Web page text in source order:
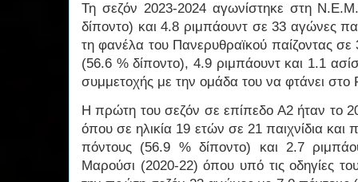
Τη σεζόν 2023-2024 αγωνίστηκε στη
δίποντο) και 4.8 ριμπάουντ σε 33 αγώνες
τη φανέλα του Πανερυθραϊκού παίζοντας
(56.6 % δίποντο), 4.9 ριμπάουντ και 1.1
συμμετοχής με την ομάδα του να φτάνει
Η πρώτη του σεζόν σε επίπεδο Α2 ήταν το
όπου σε ηλικία 19 ετών σε 21 παιχνίδια και
πόντους (56.9 % δίποντο) και 2.7
Μαρούσι (2020-22) όπου υπό τις οδηγίες